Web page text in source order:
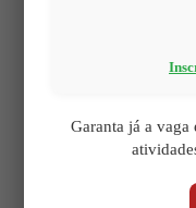
Garanta já a vaga